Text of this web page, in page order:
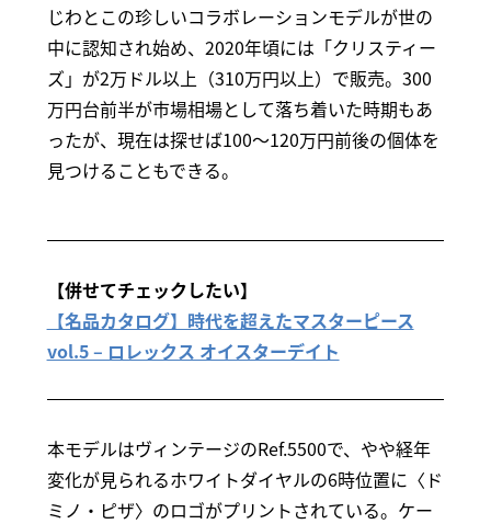
じわとこの珍しいコラボレーションモデルが世の
中に認知され始め、2020年頃には「クリスティー
ズ」が2万ドル以上（310万円以上）で販売。300
万円台前半が市場相場として落ち着いた時期もあ
ったが、現在は探せば100～120万円前後の個体を
見つけることもできる。
【併せてチェックしたい】
【名品カタログ】時代を超えたマスターピース
vol.5 – ロレックス オイスターデイト
本モデルはヴィンテージのRef.5500で、やや経年
変化が見られるホワイトダイヤルの6時位置に〈ド
ミノ・ピザ〉のロゴがプリントされている。ケー